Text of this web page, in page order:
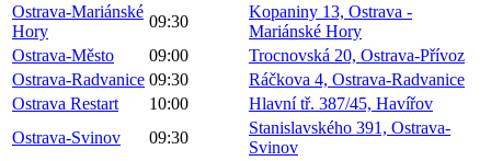
Ostrava-Mariánské
Hory
09:30
Kopaniny 13, Ostrava -
Mariánské Hory
Ostrava-Město
09:00
Trocnovská 20, Ostrava-Přívoz
Ostrava-Radvanice 09:30
Ráčkova 4, Ostrava-Radvanice
Ostrava Restart
10:00
Hlavní tř. 387/45, Havířov
Ostrava-Svinov
09:30
Stanislavského 391, Ostrava-
Svinov